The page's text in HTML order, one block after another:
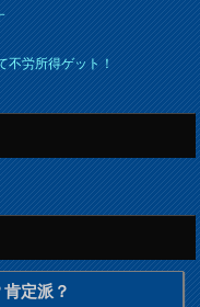
不労所得ゲット！
定派？